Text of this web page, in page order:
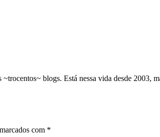
blogs. Está nessa vida desde 2003,
com *